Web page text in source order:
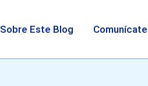
Sobre Este Blog Comunícate